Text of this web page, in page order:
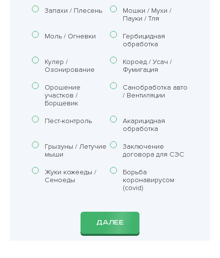
Запахи / Плесень
Мошки / Мухи /
Пауки / Тля
Моль / Огневки
Гербицидная
обработка
Кулер /
Озонирование
Короед / Усач /
Фумигация
Орошение
участков /
Борщевик
Санобработка авто
/ Вентиляции
Пест-контроль
Акарицидная
обработка
Грызуны / Летучие
мыши
Заключение
договора для СЭС
Жуки кожееды /
Сеноеды
Борьба
коронавирусом
(covid)
ДАЛЕЕ